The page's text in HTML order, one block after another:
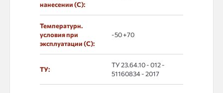
нанесении (С):
Температурн.
условия при
эксплуатации (С):
-50 +70
ТУ:
ТУ 23.64.10 - 012 -
51160834 - 2017